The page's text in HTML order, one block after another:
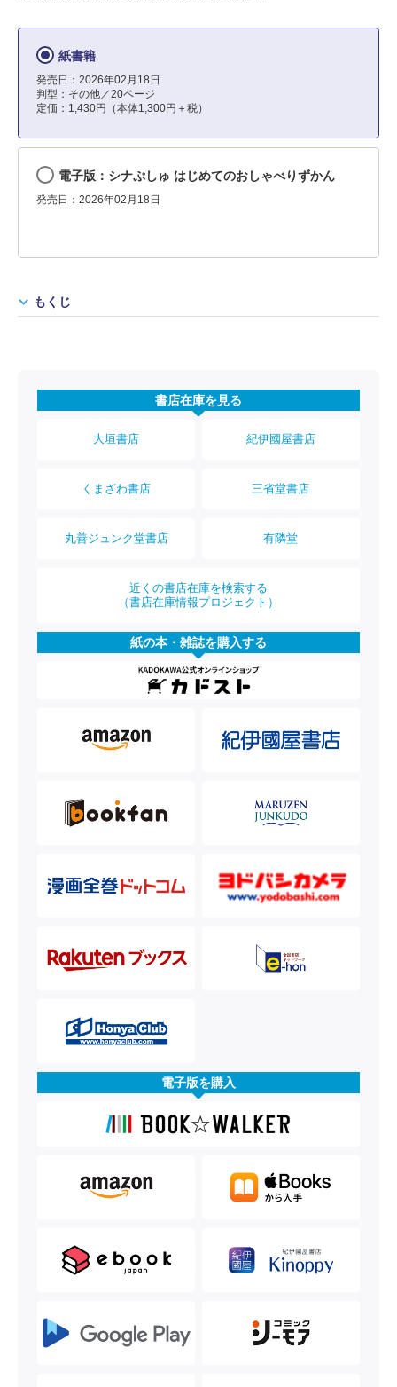
紙書籍
発売日：2026年02月18日
判型：その他／20ページ
定価：1,430円（本体1,300円＋税）
電子版：シナぷしゅ はじめてのおしゃべりずかん
発売日：2026年02月18日
もくじ
書店在庫を見る
大垣書店 紀伊國屋書店
くまざわ書店 三省堂書店
丸善ジュンク堂書店 有隣堂
近くの書店在庫を検索する
（書店在庫情報プロジェクト）
紙の本・雑誌を購入する
電子版を購入